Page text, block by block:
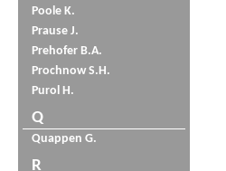
Poole K.
Prause J.
Prehofer B.A.
Prochnow S.H.
Purol H.
Q
Quappen G.
R